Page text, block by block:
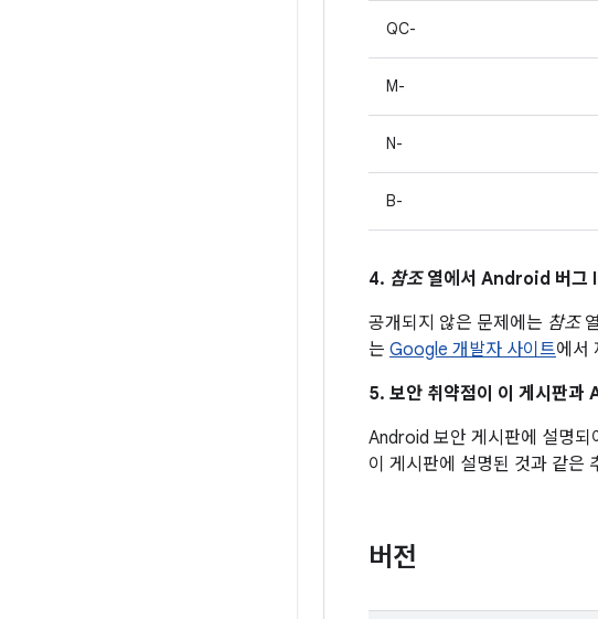
QC-
M-
N-
B-
4. 참조열에서 Android 버그
공개되지 않은 문제에는 참조
는 Google 개발자 사이트에서
5. 보안 취약점이 이 게시판과
Android 보안 게시판에 설명되
이 게시판에 설명된 것과 같은
버전